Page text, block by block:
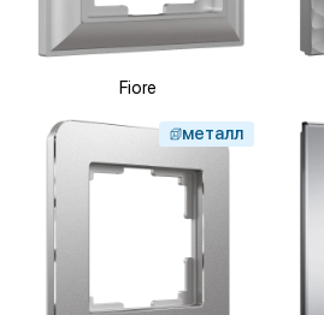
Fiore
металл